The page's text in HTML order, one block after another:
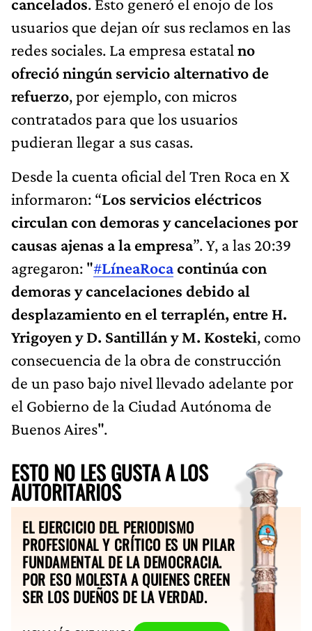
cancelados. Esto generó el enojo de los
usuarios que dejan oír sus reclamos en las
redes sociales. La empresa estatal no
ofreció ningún servicio alternativo de
refuerzo, por ejemplo, con micros
contratados para que los usuarios
pudieran llegar a sus casas.
Desde la cuenta oficial del Tren Roca en X
informaron: “Los servicios eléctricos
circulan con demoras y cancelaciones por
causas ajenas a la empresa”. Y, a las 20:39
agregaron: "#LíneaRocacontinúa con
demoras y cancelaciones debido al
desplazamiento en el terraplén, entre H.
Yrigoyen y D. Santillán y M. Kosteki, como
consecuencia de la obra de construcción
de un paso bajo nivel llevado adelante por
el Gobierno de la Ciudad Autónoma de
Buenos Aires".
ESTO NO LES GUSTA A LOS
AUTORITARIOS
EL EJERCICIO DEL PERIODISMO
PROFESIONAL Y CRÍTICO ES UN PILAR
FUNDAMENTAL DE LA DEMOCRACIA.
POR ESO MOLESTA A QUIENES CREEN
SER LOS DUEÑOS DE LA VERDAD.